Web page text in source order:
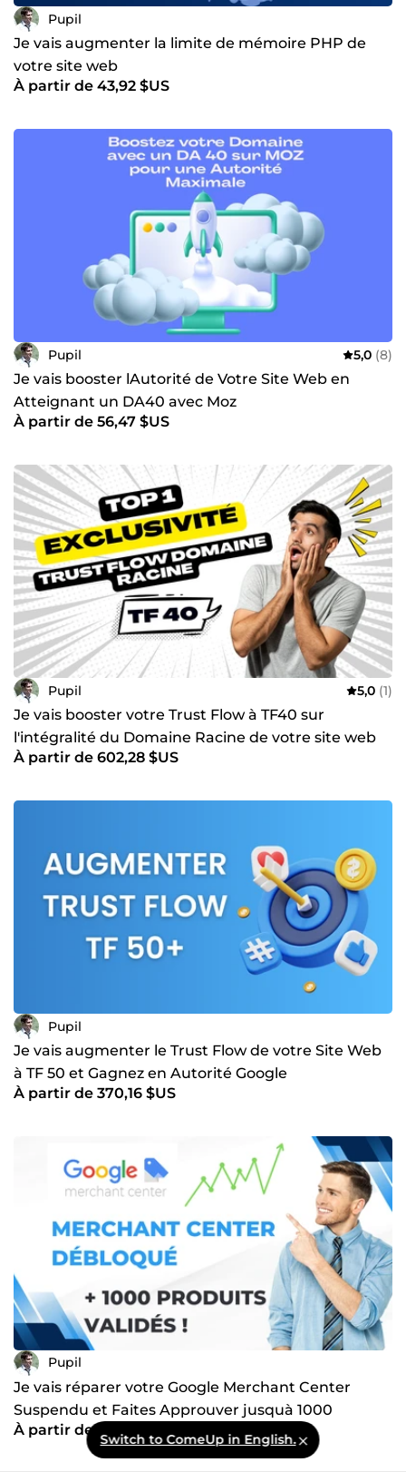
Pupil
Je vais augmenter la limite de mémoire PHP de
votre site web
À partir de 43,92 $US
Pupil 5,0 (8)
Je vais booster lAutorité de Votre Site Web en
Atteignant un DA40 avec Moz
À partir de 56,47 $US
Pupil 5,0 (1)
Je vais booster votre Trust Flow à TF40 sur
l'intégralité du Domaine Racine de votre site web
À partir de 602,28 $US
Pupil
Je vais augmenter le Trust Flow de votre Site Web
à TF 50 et Gagnez en Autorité Google
À partir de 370,16 $US
Pupil
Je vais réparer votre Google Merchant Center
Suspendu et Faites Approuver jusquà 1000
Produits
À partir de 570,92 $US
Switch to ComeUp in English.